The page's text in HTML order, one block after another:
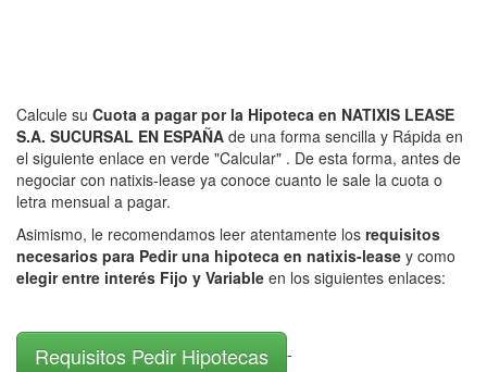
Calcule su Cuota a pagar por la Hipoteca en NATIXIS LEASE
S.A. SUCURSAL EN ESPAÑA de una forma sencilla y Rápida en
el siguiente enlace en verde "Calcular" . De esta forma, antes de
negociar con natixis-lease ya conoce cuanto le sale la cuota o
letra mensual a pagar.
Asimismo, le recomendamos leer atentamente los requisitos
necesarios para Pedir una hipoteca en natixis-lease y como
elegir entre interés Fijo y Variable en los siguientes enlaces:
Requisitos Pedir Hipotecas -